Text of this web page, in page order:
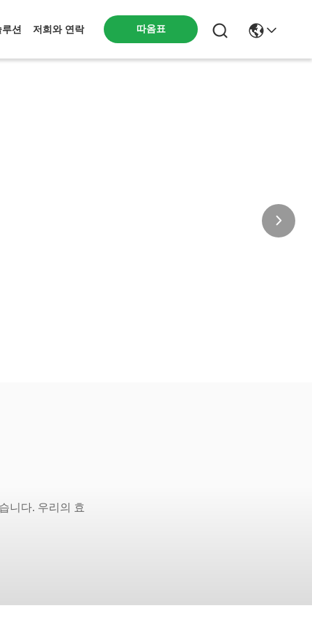
션 저희와 연락 따옴표
니다. 우리의 효